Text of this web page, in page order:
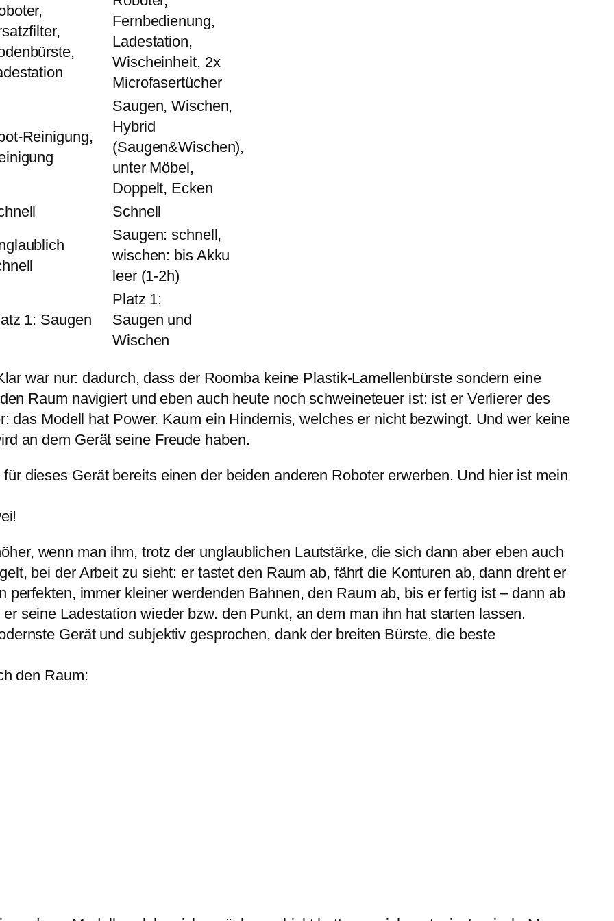
Fernbedienung,
Ladestation,
Wischeinheit, 2x
Microfasertücher
Reinigung,
Saugen, Wischen,
Hybrid
(Saugen&Wischen),
unter Möbel,
Doppelt, Ecken
Schnell
Saugen: schnell,
wischen: bis Akku
leer (1-2h)
1: Saugen
Platz 1:
Saugen und
Wischen
war nur: dadurch, dass der Roomba keine Plastik-Lamellenbürste sondern eine
Raum navigiert und eben auch heute noch schweineteuer ist: ist er Verlierer des
das Modell hat Power. Kaum ein Hindernis, welches er nicht bezwingt. Und wer keine
an dem Gerät seine Freude haben.
dieses Gerät bereits einen der beiden anderen Roboter erwerben. Und hier ist mein
wenn man ihm, trotz der unglaublichen Lautstärke, die sich dann aber eben auch
bei der Arbeit zu sieht: er tastet den Raum ab, fährt die Konturen ab, dann dreht er
perfekten, immer kleiner werdenden Bahnen, den Raum ab, bis er fertig ist – dann ab
seine Ladestation wieder bzw. den Punkt, an dem man ihn hat starten lassen.
Gerät und subjektiv gesprochen, dank der breiten Bürste, die beste
den Raum: